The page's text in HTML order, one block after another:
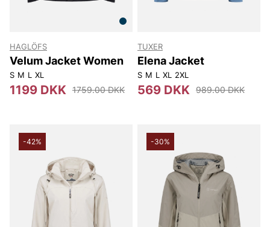
HAGLÖFS
Velum Jacket Women
S M L XL
1199 DKK 1759.00 DKK
TUXER
Elena Jacket
S M L XL 2XL
569 DKK 989.00 DKK
-42% -30%